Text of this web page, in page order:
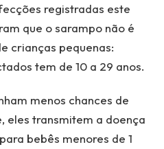
registradas este
que o sarampo não é
crianças pequenas:
tem de 10 a 29 anos.
menos chances de
eles transmitem a doença
bebês menores de 1